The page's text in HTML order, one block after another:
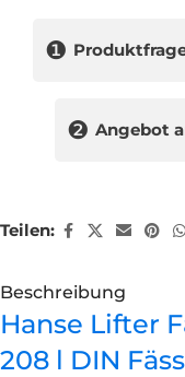
❶
❷ Angebot
Teilen:
Beschreibung
Hanse Lifter
208 l DIN